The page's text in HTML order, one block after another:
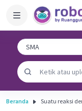
Beranda Suatu reaksi